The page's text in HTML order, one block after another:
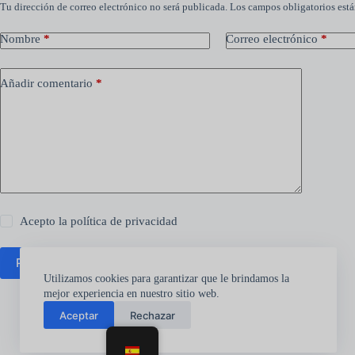
Utilizamos cookies para garantizar que le brindamos la
mejor experiencia en nuestro sitio web.
Aceptar Rechazar
Tu dirección de correo electrónico no será publicada. Los campos obligatorios
Nombre * Correo electrónico *
Añadir comentario *
Acepto lapolítica de privacidad
Publicar el comentario